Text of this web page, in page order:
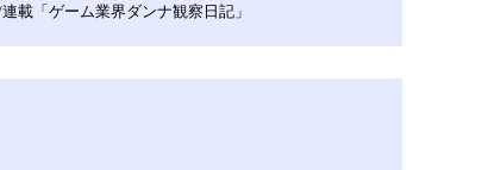
載「ゲーム業界ダンナ観察日記」